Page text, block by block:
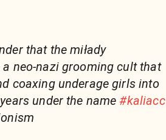
that the miłady
neo-nazi grooming cult that
coaxing underage girls into
under the name#kaliacc